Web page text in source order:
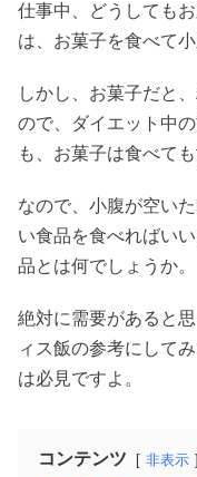
仕事中、どうしても
は、お菓子を食べて
しかし、お菓子だと
ので、ダイエット中
も、お菓子は食べて
なので、小腹が空い
い食品を食べればい
品とは何でしょうか。
絶対に需要があると
ィス飯の参考にして
は必見ですよ。
コンテンツ 非表示